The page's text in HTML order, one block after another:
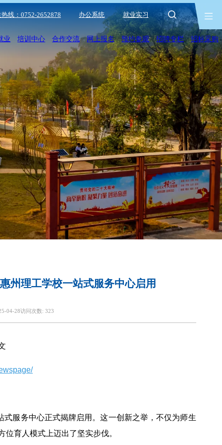
线：0752-2652878 办公系统 就业实习
业 培训中心 合作交流 网上报名 预约参观 招聘专栏 招标采购
州理工学校一站式服务中心启用
04-28访问次数: 323
服务中心正式揭牌启用。这一创新之举，不仅为师生
育人模式上迈出了坚实步伐。